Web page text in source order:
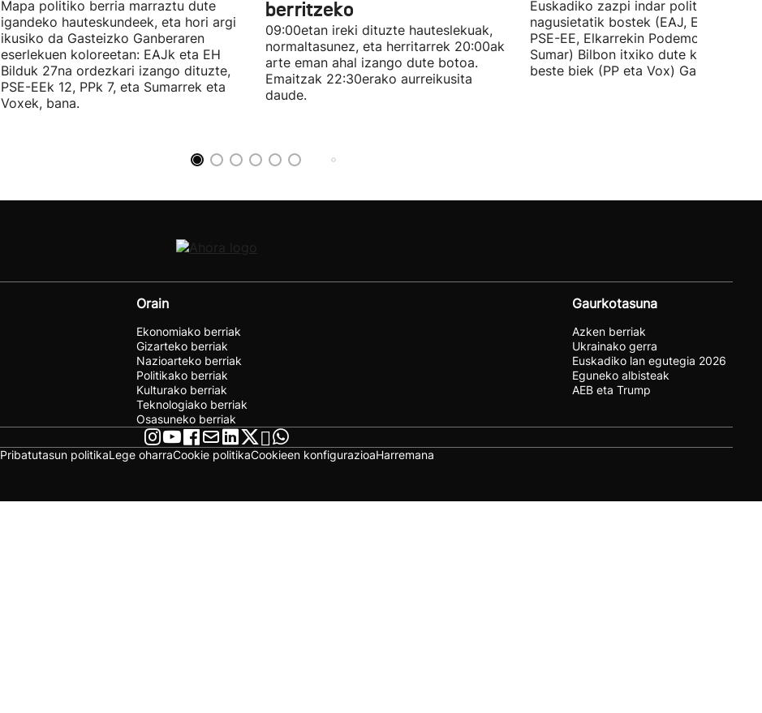
Mapa politiko berria marraztu dute
igandeko hauteskundeek, eta hori argi
ikusiko da Gasteizko Ganberaren
eserlekuen koloreetan: EAJk eta EH
Bilduk 27na ordezkari izango dituzte,
PSE-EEk 12, PPk 7, eta Sumarrek eta
Voxek, bana.
berritzeko
09:00etan ireki dituzte hauteslekuak,
normaltasunez, eta herritarrek 20:00ak
arte eman ahal izango dute botoa.
Emaitzak 22:30erako aurreikusita
daude.
Euskadiko zazpi indar politiko
nagusietatik bostek (EAJ, EH Bildu,
PSE-EE, Elkarrekin Podemos eta
Sumar) Bilbon itxiko dute kanpaina,
beste biek (PP eta Vox) Gasteizen.
Orain
Ekonomiako berriak
Gizarteko berriak
Nazioarteko berriak
Politikako berriak
Kulturako berriak
Teknologiako berriak
Osasuneko berriak
Gaurkotasuna
Azken berriak
Ukrainako gerra
Euskadiko lan egutegia 2026
Eguneko albisteak
AEB eta Trump
Pribatutasun politikaLege oharraCookie politikaCookieen konfigurazioaHarremana